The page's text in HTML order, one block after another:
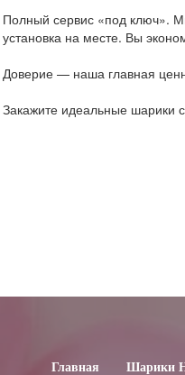
Полный сервис «под ключ».
установка на месте. Вы
Доверие — наша главная
Закажите идеальные шарики
Главная Шарики